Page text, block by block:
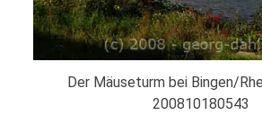
Der Mäuseturm bei Bingen/
200810180543